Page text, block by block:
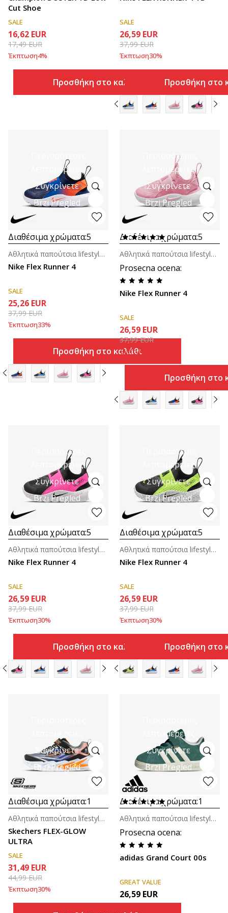
Cut Shoe
SALE
16,62 EUR
17,49EUR
Έκπτωση4%
Προσθήκη στο καλάθι
SALE
26,59 EUR
37,99EUR
Έκπτωση30%
Προσθήκη στο
λεπτομέρειες
Συγκρίνετε
Brzi Pregled
Διαθέσιμα χρώματα:5
Nike Flex Runner 4
Αθλητικά παπούτσια lifestyle για βρέφη
SALE
25,26 EUR
37,99EUR
Έκπτωση33%
Προσθήκη στο καλάθι
Περισσότερες
λεπτομέρειες
Συγκρίνετε
Brzi Pregled
Διαθέσιμα χρώματα:5
Prosecna ocena:
Nike Flex Runner 4
Αθλητικά παπούτσια lifestyle για βρέφη
SALE
26,59 EUR
37,99EUR
Έκπτωση
Προσθήκη στο
Περισσότερες
λεπτομέρειες
Συγκρίνετε
Brzi Pregled
Διαθέσιμα χρώματα:5
Nike Flex Runner 4
Αθλητικά παπούτσια lifestyle για βρέφη
SALE
26,59 EUR
37,99EUR
Έκπτωση30%
Προσθήκη στο καλάθι
Περισσότερες
λεπτομέρειες
Συγκρίνετε
Brzi Pregled
Διαθέσιμα χρώματα:5
Nike Flex Runner 4
Αθλητικά παπούτσια lifestyle για βρέφη
SALE
26,59 EUR
37,99EUR
Έκπτωση30%
Προσθήκη στο
Συγκρίνετε
Brzi Pregled
Διαθέσιμα χρώματα:1
Skechers FLEX-GLOW
ULTRA
Αθλητικά παπούτσια lifestyle για βρέφη
SALE
31,49 EUR
44,99EUR
Έκπτωση30%
λεπτομέρειες
Συγκρίνετε
Brzi Pregled
Διαθέσιμα χρώματα:1
Prosecna ocena:
adidas Grand Court 00s
Αθλητικά παπούτσια lifestyle για βρέφη
GREAT VALUE
26,59 EUR